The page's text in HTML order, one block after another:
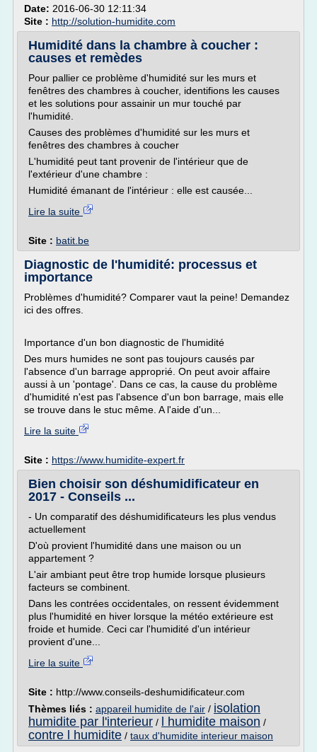
Date: 2016-06-30 12:11:34
Site : http://solution-humidite.com
Humidité dans la chambre à coucher :
causes et remèdes
Pour pallier ce problème d'humidité sur les murs et
fenêtres des chambres à coucher, identifions les causes
et les solutions pour assainir un mur touché par
l'humidité.
Causes des problèmes d'humidité sur les murs et
fenêtres des chambres à coucher
L'humidité peut tant provenir de l'intérieur que de
l'extérieur d'une chambre :
Humidité émanant de l'intérieur : elle est causée...
Lire la suite
Site : batit.be
Diagnostic de l'humidité: processus et
importance
Problèmes d'humidité? Comparer vaut la peine! Demandez
ici des offres.
Importance d'un bon diagnostic de l'humidité
Des murs humides ne sont pas toujours causés par
l'absence d'un barrage approprié. On peut avoir affaire
aussi à un 'pontage'. Dans ce cas, la cause du problème
d'humidité n'est pas l'absence d'un bon barrage, mais elle
se trouve dans le stuc même. A l'aide d'un...
Lire la suite
Site : https://www.humidite-expert.fr
Bien choisir son déshumidificateur en
2017 - Conseils ...
- Un comparatif des déshumidificateurs les plus vendus
actuellement
D'où provient l'humidité dans une maison ou un
appartement ?
L'air ambiant peut être trop humide lorsque plusieurs
facteurs se combinent.
Dans les contrées occidentales, on ressent évidemment
plus l'humidité en hiver lorsque la météo extérieure est
froide et humide. Ceci car l'humidité d'un intérieur
provient d'une...
Lire la suite
Site : http://www.conseils-deshumidificateur.com
Thèmes liés : appareil humidite de l'air / isolation
humidite par l'interieur / l humidite maison /
contre l humidite / taux d'humidite interieur maison